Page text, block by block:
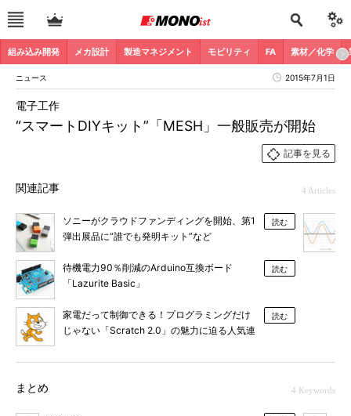
組み込み開発 メカ設計 製造マネジメント モビリティ FA 素材／化学
ニュース 2015年7月1日
“スマートDIYキット”「MESH」一般販売が開始
電子工作
記事を見る
関連記事 4 Articles
ソニーがクラウドファンディングを開始、第1
弾出展品に“誰でも発明キット”など
読む
待機電力90％削減のArduino互換ボード
「Lazurite Basic」
読む
家電だって制御できる！プログラミングだけ
じゃない「Scratch 2.0」の魅力に迫る人気連
読む
まとめ 4 Keywords